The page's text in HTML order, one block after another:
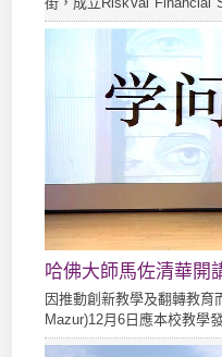
哈佛大師馬佐清華開
因推動創新教學及翻轉教育
Mazur)12月6日應本校教